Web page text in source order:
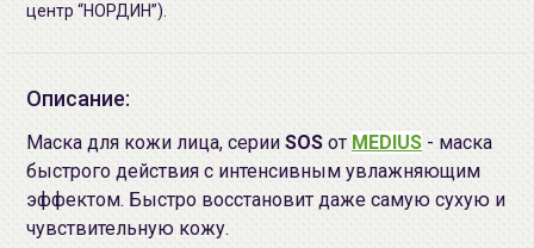
центр “НОРДИН”).
Описание:
Маска для кожи лица, серии SOS от MEDIUS - маска
быстрого действия с интенсивным увлажняющим
эффектом. Быстро восстановит даже самую сухую и
чувствительную кожу.